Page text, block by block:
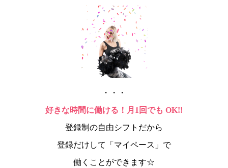
・・・
好きな時間に働ける！月1回でも OK!!
登録制の自由シフトだから
登録だけして「マイペース」で
働くことができます☆